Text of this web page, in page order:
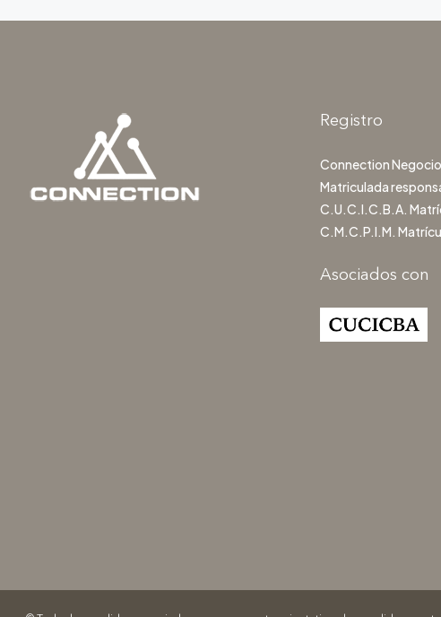
Registro
Connection
Matriculada
C.U.C.I.C.B.A.
C.M.C.P.I.M.
Asociados con